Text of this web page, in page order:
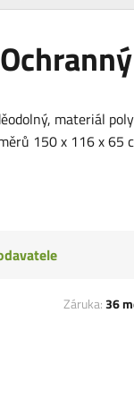
materiál
150 x 116 x 65
Záruka:36